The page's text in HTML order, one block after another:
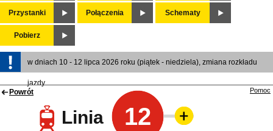
Przystanki Połączenia Schematy
Pobierz
w dniach 10 - 12 lipca 2026 roku (piątek - niedziela), zmiana rozkładu
jazdy
Powrót
Linia 12
Pomoc